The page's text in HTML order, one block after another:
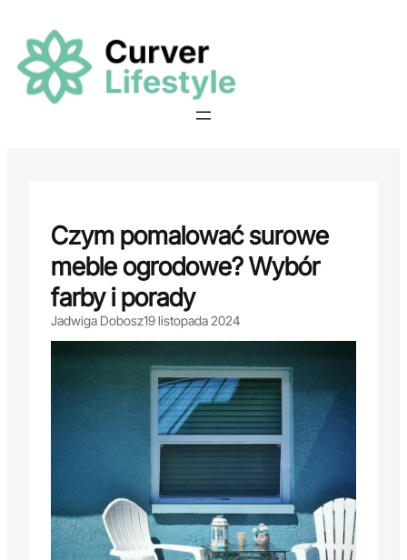
treści
Czym pomalować surowe
meble ogrodowe? Wybór
farby i porady
Jadwiga Dobosz19 listopada 2024